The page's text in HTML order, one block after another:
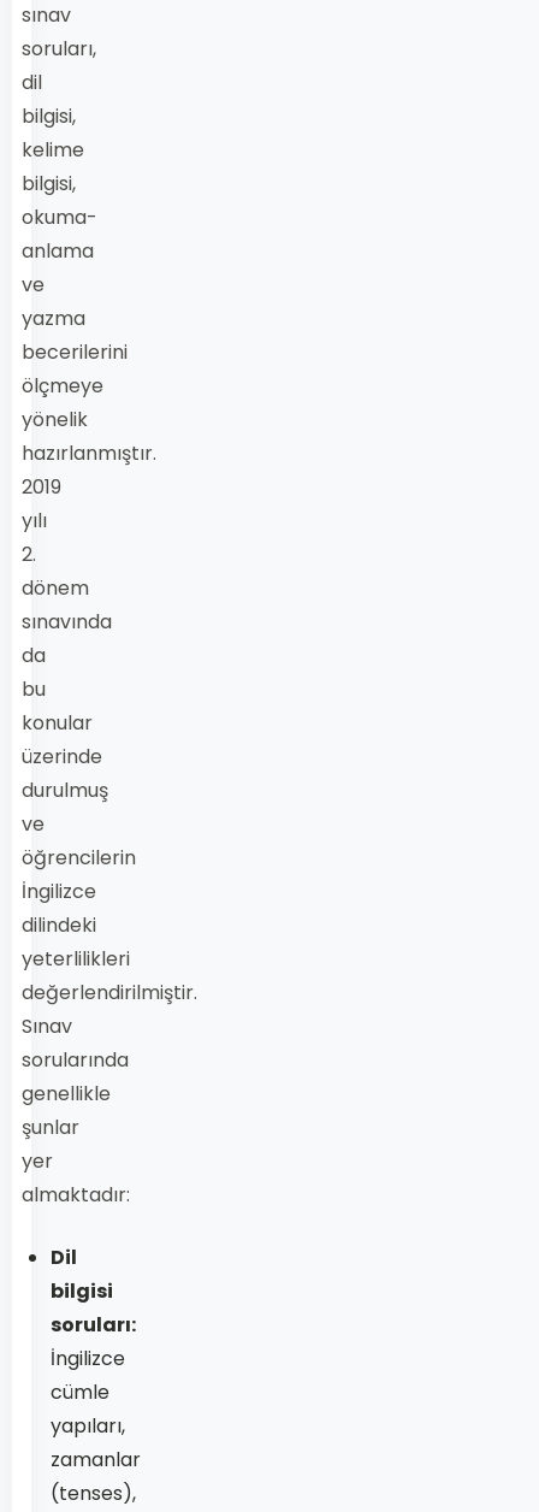
sınav
soruları,
dil
bilgisi,
kelime
bilgisi,
okuma-
anlama
ve
yazma
becerilerini
ölçmeye
yönelik
hazırlanmıştır.
2019
yılı
2.
dönem
sınavında
da
bu
konular
üzerinde
durulmuş
ve
öğrencilerin
İngilizce
dilindeki
yeterlilikleri
değerlendirilmiştir.
Sınav
sorularında
genellikle
şunlar
yer
almaktadır:
Dil
bilgisi
soruları:
İngilizce
cümle
yapıları,
zamanlar
(tenses),